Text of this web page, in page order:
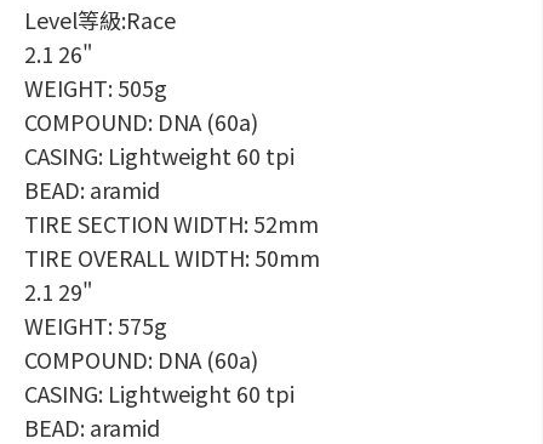
Level等級:Race
2.1 26"
WEIGHT: 505g
COMPOUND: DNA (60a)
CASING: Lightweight 60 tpi
BEAD: aramid
TIRE SECTION WIDTH: 52mm
TIRE OVERALL WIDTH: 50mm
2.1 29"
WEIGHT: 575g
COMPOUND: DNA (60a)
CASING: Lightweight 60 tpi
BEAD: aramid